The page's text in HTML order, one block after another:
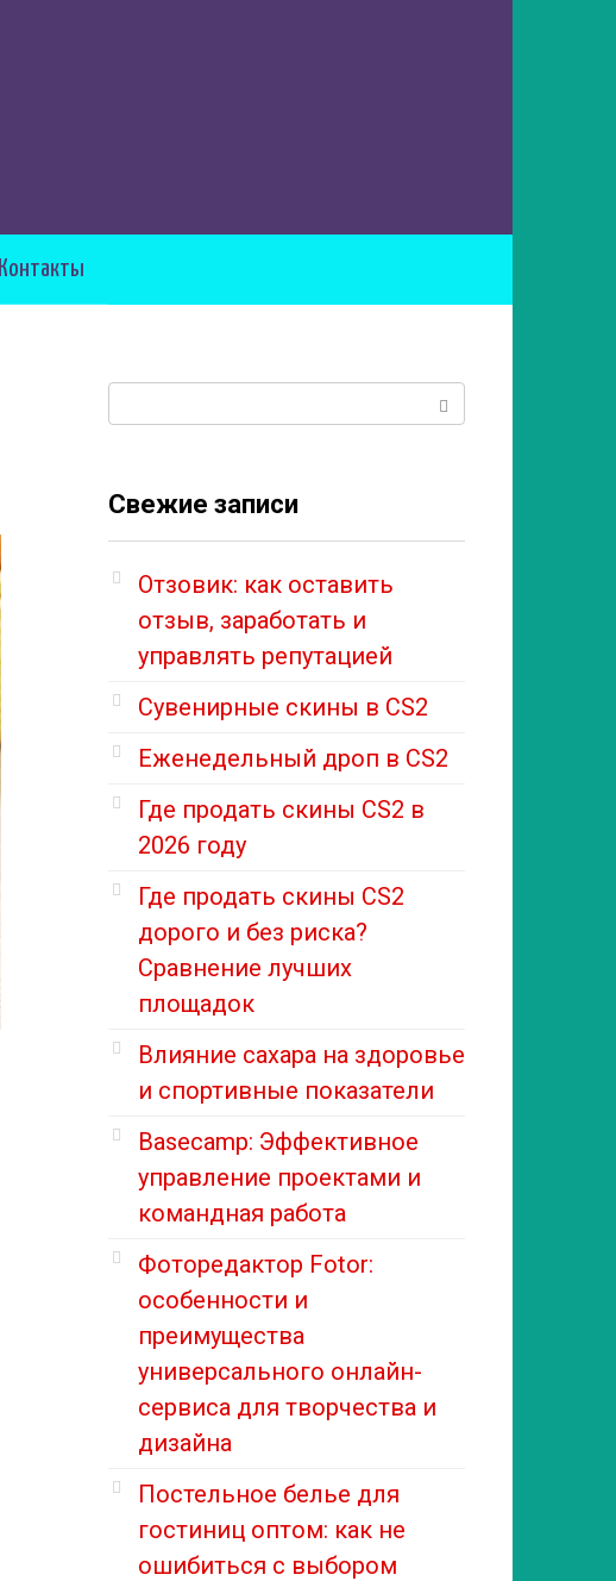
Контакты
Свежие записи
Отзовик: как оставить
отзыв, заработать и
управлять репутацией
Сувенирные скины в CS2
Еженедельный дроп в CS2
Где продать скины CS2 в
2026 году
Где продать скины CS2
дорого и без риска?
Сравнение лучших
площадок
Влияние сахара на здоровье
и спортивные показатели
Basecamp: Эффективное
управление проектами и
командная работа
Фоторедактор Fotor:
особенности и
преимущества
универсального онлайн-
сервиса для творчества и
дизайна
Постельное белье для
гостиниц оптом: как не
ошибиться с выбором